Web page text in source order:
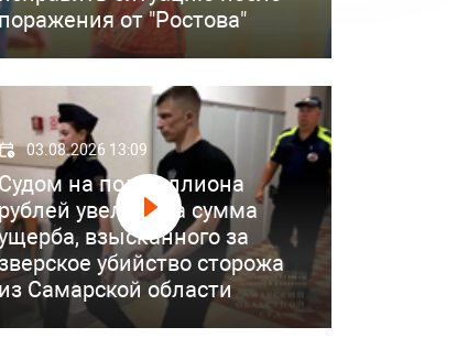
от "Ростова"
03.08.2026 13:09
на полмиллиона
увеличена сумма
взысканного за
убийство сторожа
из Самарской области